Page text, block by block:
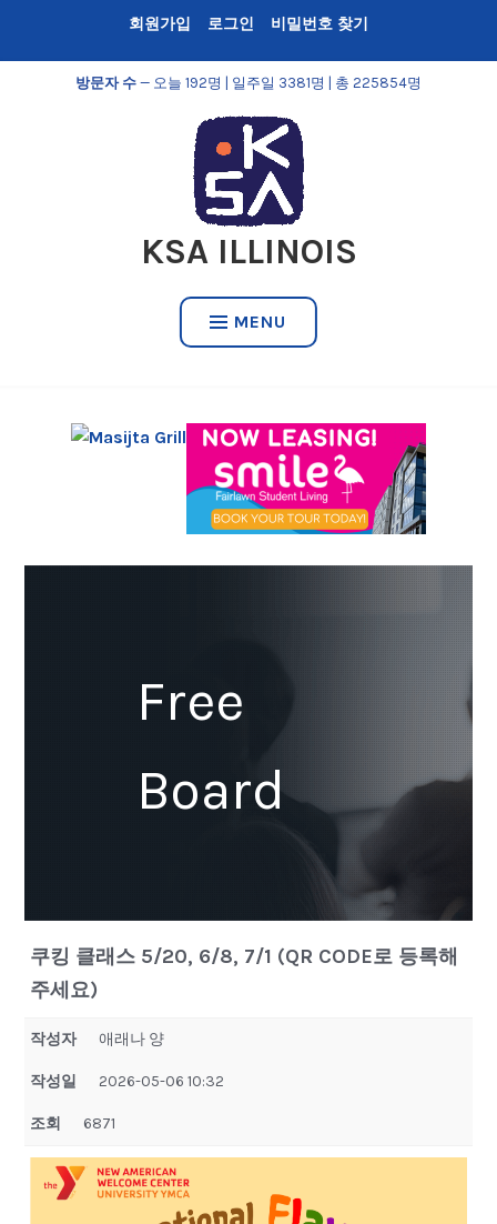
content
회원가입 로그인 비밀번호 찾기
방문자 수 — 오늘 192명 | 일주일 3381명 | 총 225854명
KSA ILLINOIS
MENU
Free
Board
쿠킹 클래스 5/20, 6/8, 7/1 (QR CODE로 등록해
주세요)
작성자 애래나 양
작성일 2026-05-06 10:32
조회 6871